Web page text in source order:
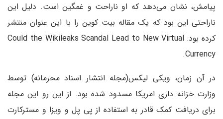
پیامش، نشان می‌دهد که او ناراحت و غمگین است. دلیل این
ناراحتی این بود که یک مقاله بیت کوین را با این عنوان منتشر
کرده بود: Could the Wikileaks Scandal Lead to New Virtual
Currency.
در آن زمان، ویکی لیکس(مجله انتشار اسناد محرمانه) توسط
وزارت خزانه داری امریکا مسدود شده بود. از این رو این مجله
برای دریافت کمک قادر به استفاده از پی پل و ویزا و مسترکارت